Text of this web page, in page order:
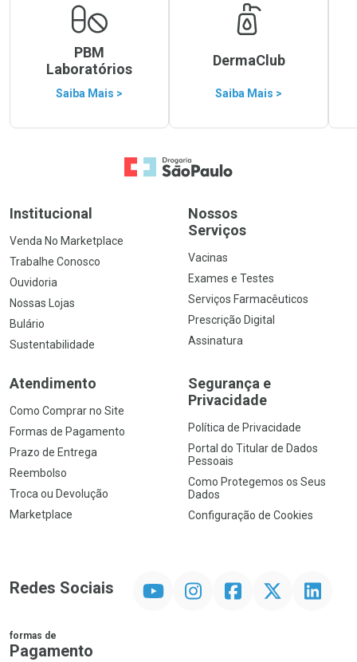
PBM
Laboratórios
Saiba Mais >
DermaClub
Saiba Mais >
Ir para a Home
Institucional
Venda No Marketplace
Trabalhe Conosco
Ouvidoria
Nossas Lojas
Bulário
Sustentabilidade
Nossos
Serviços
Vacinas
Exames e Testes
Serviços Farmacêuticos
Prescrição Digital
Assinatura
Atendimento
Como Comprar no Site
Formas de Pagamento
Prazo de Entrega
Reembolso
Troca ou Devolução
Marketplace
Segurança e
Privacidade
Política de Privacidade
Portal do Titular de Dados
Pessoais
Como Protegemos os Seus
Dados
Configuração de Cookies
Redes Sociais InstagramFacebookTwitter Linkedin
formas de
Pagamento